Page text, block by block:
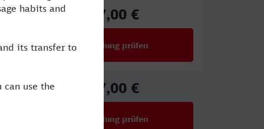
27,00 €
Verbindung prüfen
27,00 €
Verbindung prüfen